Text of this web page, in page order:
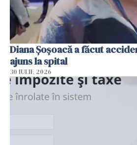
Diana Șoșoacă a făcut
ajuns la spital
30 IULIE 2026